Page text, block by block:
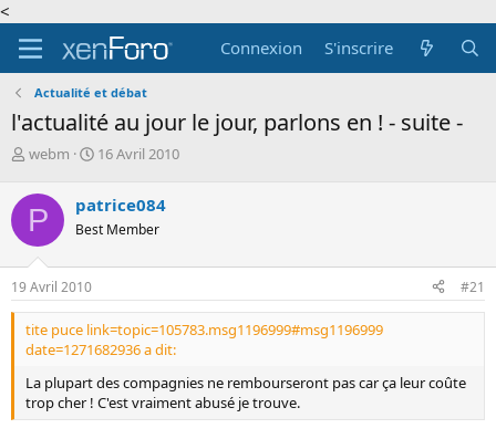
<
Connexion
S'inscrire
Actualité et débat
l'actualité au jour le jour, parlons en ! - suite -
A
t
e
u
r
d
e
l
a
d
s
c
webm
D
e
d
d
b
u
t
16 Avril 2010
P patrice084
Best Member
19 Avril 2010 #21
tite puce link=topic=105783.msg1196999#msg1196999
date=1271682936 a dit:
La plupart des compagnies ne rembourseront pas car ça leur coûte
trop cher ! C'est vraiment abusé je trouve.